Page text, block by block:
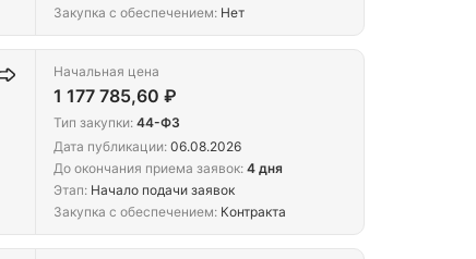
Закупка с обеспечением: Нет
Начальная цена
1 177 785,60 ₽
Тип закупки: 44-ФЗ
Дата публикации: 06.08.2026
До окончания приема заявок: 4 дня
Этап: Начало подачи заявок
Закупка с обеспечением: Контракта